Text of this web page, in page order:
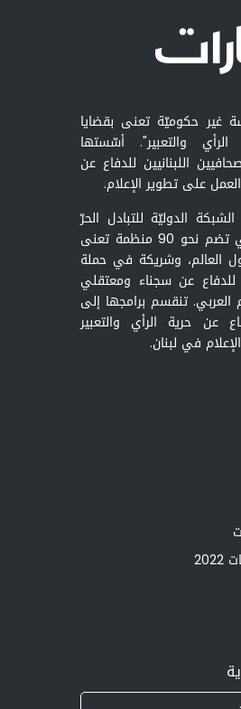
غير حكوميّة تعنى بقضايا
الرأي والتعبير". أسّستها
اللبنانيين للدفاع عن
على تطوير الإعلام.
الدوليّة للتبادل الحرّ
للمعلومات، التي تضم نحو 90 منظمة تعنى
العالم، وشريكة في حملة
عن سجناء ومعتقلي
العربي. تنقسم برامجها إلى
عن حرية الرأي والتعبير
في لبنان.